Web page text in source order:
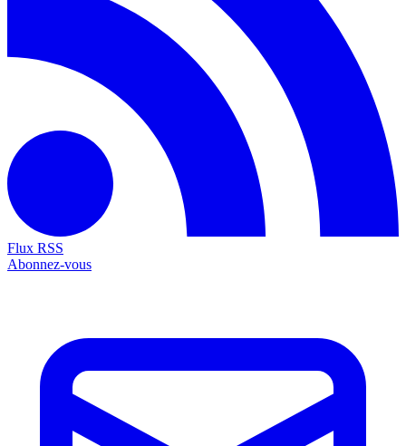
Flux RSS
Abonnez-vous